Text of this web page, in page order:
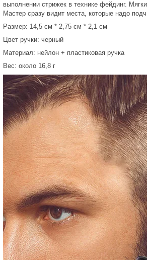
выполнении стрижек в технике фейдинг.
Мастер сразу видит места, которые надо
Размер: 14,5 см * 2,75 см * 2,1 см
Цвет ручки: черный
Материал: нейлон + пластиковая ручка
Вес: около 16,8 г